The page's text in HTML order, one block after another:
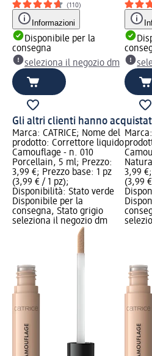
(110)
Informazioni
Disponibile per la
consegna
seleziona il negozio dm
Gli altri clienti hanno
Marca: CATRICE; Nome del
prodotto: Correttore liquido
Camouflage - n. 010
Porcellain, 5 ml; Prezzo:
3,99 €; Prezzo base: 1 pz
(3,99 € / 1 pz);
Disponibilità: Stato verde
Disponibile per la
consegna, Stato grigio
seleziona il negozio dm
3,99
(3,99